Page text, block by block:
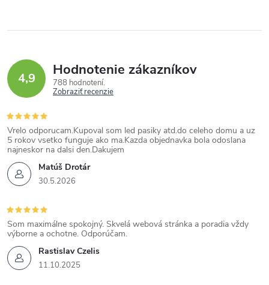
4,9 Hodnotenie zákazníkov
788 hodnotení
Zobraziť recenzie
Matúš Drotár
30.5.2026
Vrelo odporucam.Kupoval som led pasiky atd.do celeho domu a uz
5 rokov vsetko funguje ako ma.Kazda objednavka bola odoslana
najneskor na dalsi den.Dakujem
Rastislav Czelis
11.10.2025
Som maximálne spokojný. Skvelá webová stránka a poradia vždy
výborne a ochotne. Odporúčam.